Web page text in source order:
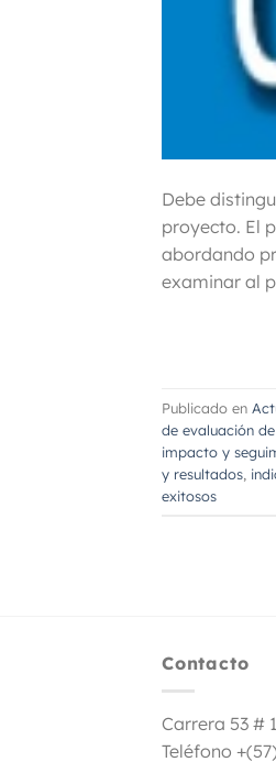
Debe
proyecto. El
abordando
examinar al
Publicado en
de evaluación
impacto y
y resultados
exitosos
Contacto
Carrera 53 #
Teléfono